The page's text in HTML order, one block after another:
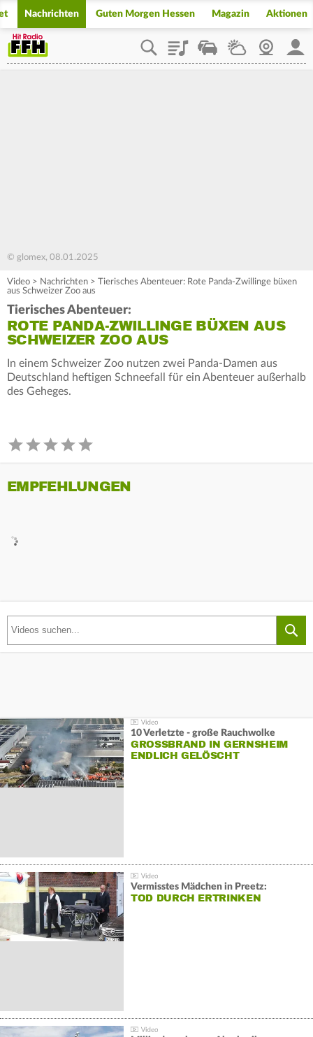
Nachrichten Guten Morgen Hessen Magazin Aktionen
PlaylistStaupilotWetterWebcam
© glomex, 08.01.2025
Video > Nachrichten > Tierisches Abenteuer: Rote Panda-Zwillinge büxen
aus Schweizer Zoo aus
Tierisches Abenteuer:
ROTE PANDA-ZWILLINGE BÜXEN AUS
SCHWEIZER ZOO AUS
In einem Schweizer Zoo nutzen zwei Panda-Damen aus
Deutschland heftigen Schneefall für ein Abenteuer außerhalb
des Geheges.
EMPFEHLUNGEN
10 Verletzte - große Rauchwolke
GROSSBRAND IN GERNSHEIM E
NDLICH GELÖSCHT
Vermisstes Mädchen in Preetz:
TOD DURCH ERTRINKEN